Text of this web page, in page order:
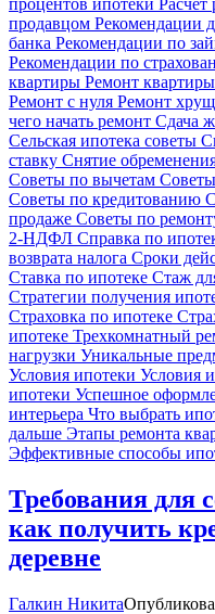
продавцом Рекомендации
банка Рекомендации по
Рекомендации по
квартиры Ремонт
Ремонт с нуля Ремонт
чего начать ремонт Сдача
Сельская ипотека советы
ставку Снятие
Советы по вычетам
Советы по кредитованию
продаже Советы по
2-НДФЛ Справка по
возврата налога Сроки
Ставка по ипотеке Стаж
Стратегии получения
Страховка по ипотеке
ипотеке Трехкомнатный
нагрузки Уникальные
Условия ипотеки Условия
ипотеки Успешное
интерьера Что выбрать
дальше Этапы ремонта
Эффективные способы
Требования для
как получить
деревне
Галкин Никита